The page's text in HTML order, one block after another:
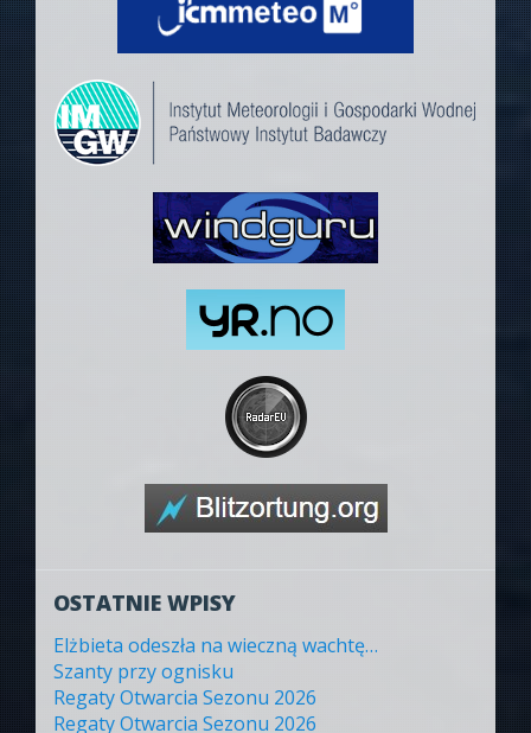
OSTATNIE WPISY
Elżbieta odeszła na wieczną wachtę…
Szanty przy ognisku
Regaty Otwarcia Sezonu 2026
Regaty Otwarcia Sezonu 2026